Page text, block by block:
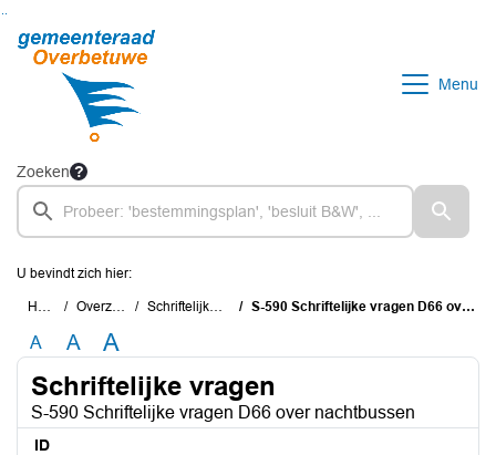
Menu
Zoeken
U bevindt zich hier:
Home Overzichten Schriftelijke vragen S-590 Schriftelijke vragen D66 over nachtbussen
A A A
Schriftelijke vragen
S-590 Schriftelijke vragen D66 over nachtbussen
ID